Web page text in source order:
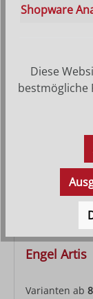
Engel Artis
Varianten ab
Shopware
Diese
bestmögliche